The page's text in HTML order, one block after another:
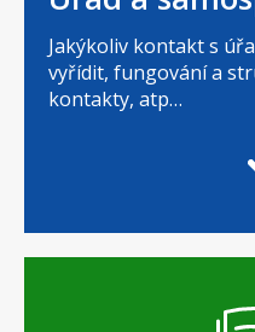
Jakýkoliv kontakt s
vyřídit, fungování a
kontakty, atp…